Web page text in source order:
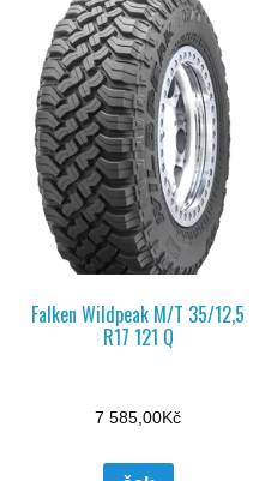
Falken Wildpeak M/T 35/12,5
R17 121 Q
7 585,00Kč